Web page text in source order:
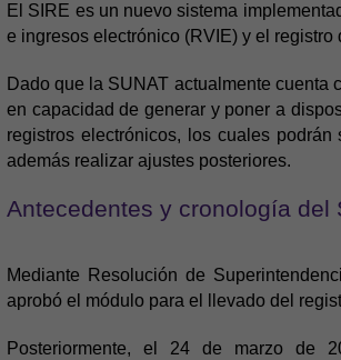
El SIRE es un nuevo sistema
e ingresos electrónico (RVIE) y el
Dado que la SUNAT actualmente cuenta
en capacidad de generar y poner a
registros electrónicos, los cuales
además realizar ajustes posteriores.
Antecedentes y cronología del
Mediante Resolución de
aprobó el módulo para el llevado del
Posteriormente, el 24 de marzo de